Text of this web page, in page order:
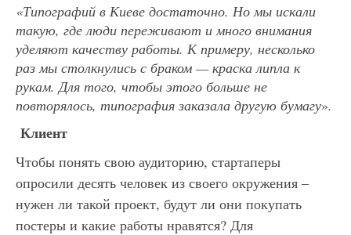
«Типографий в Киеве достаточно. Но мы искали
такую, где люди переживают и много внимания
уделяют качеству работы. К примеру, несколько
раз мы столкнулись с браком — краска липла к
рукам. Для того, чтобы этого больше не
повторялось, типография заказала другую бумагу».
Клиент
Чтобы понять свою аудиторию, стартаперы
опросили десять человек из своего окружения –
нужен ли такой проект, будут ли они покупать
постеры и какие работы нравятся? Для